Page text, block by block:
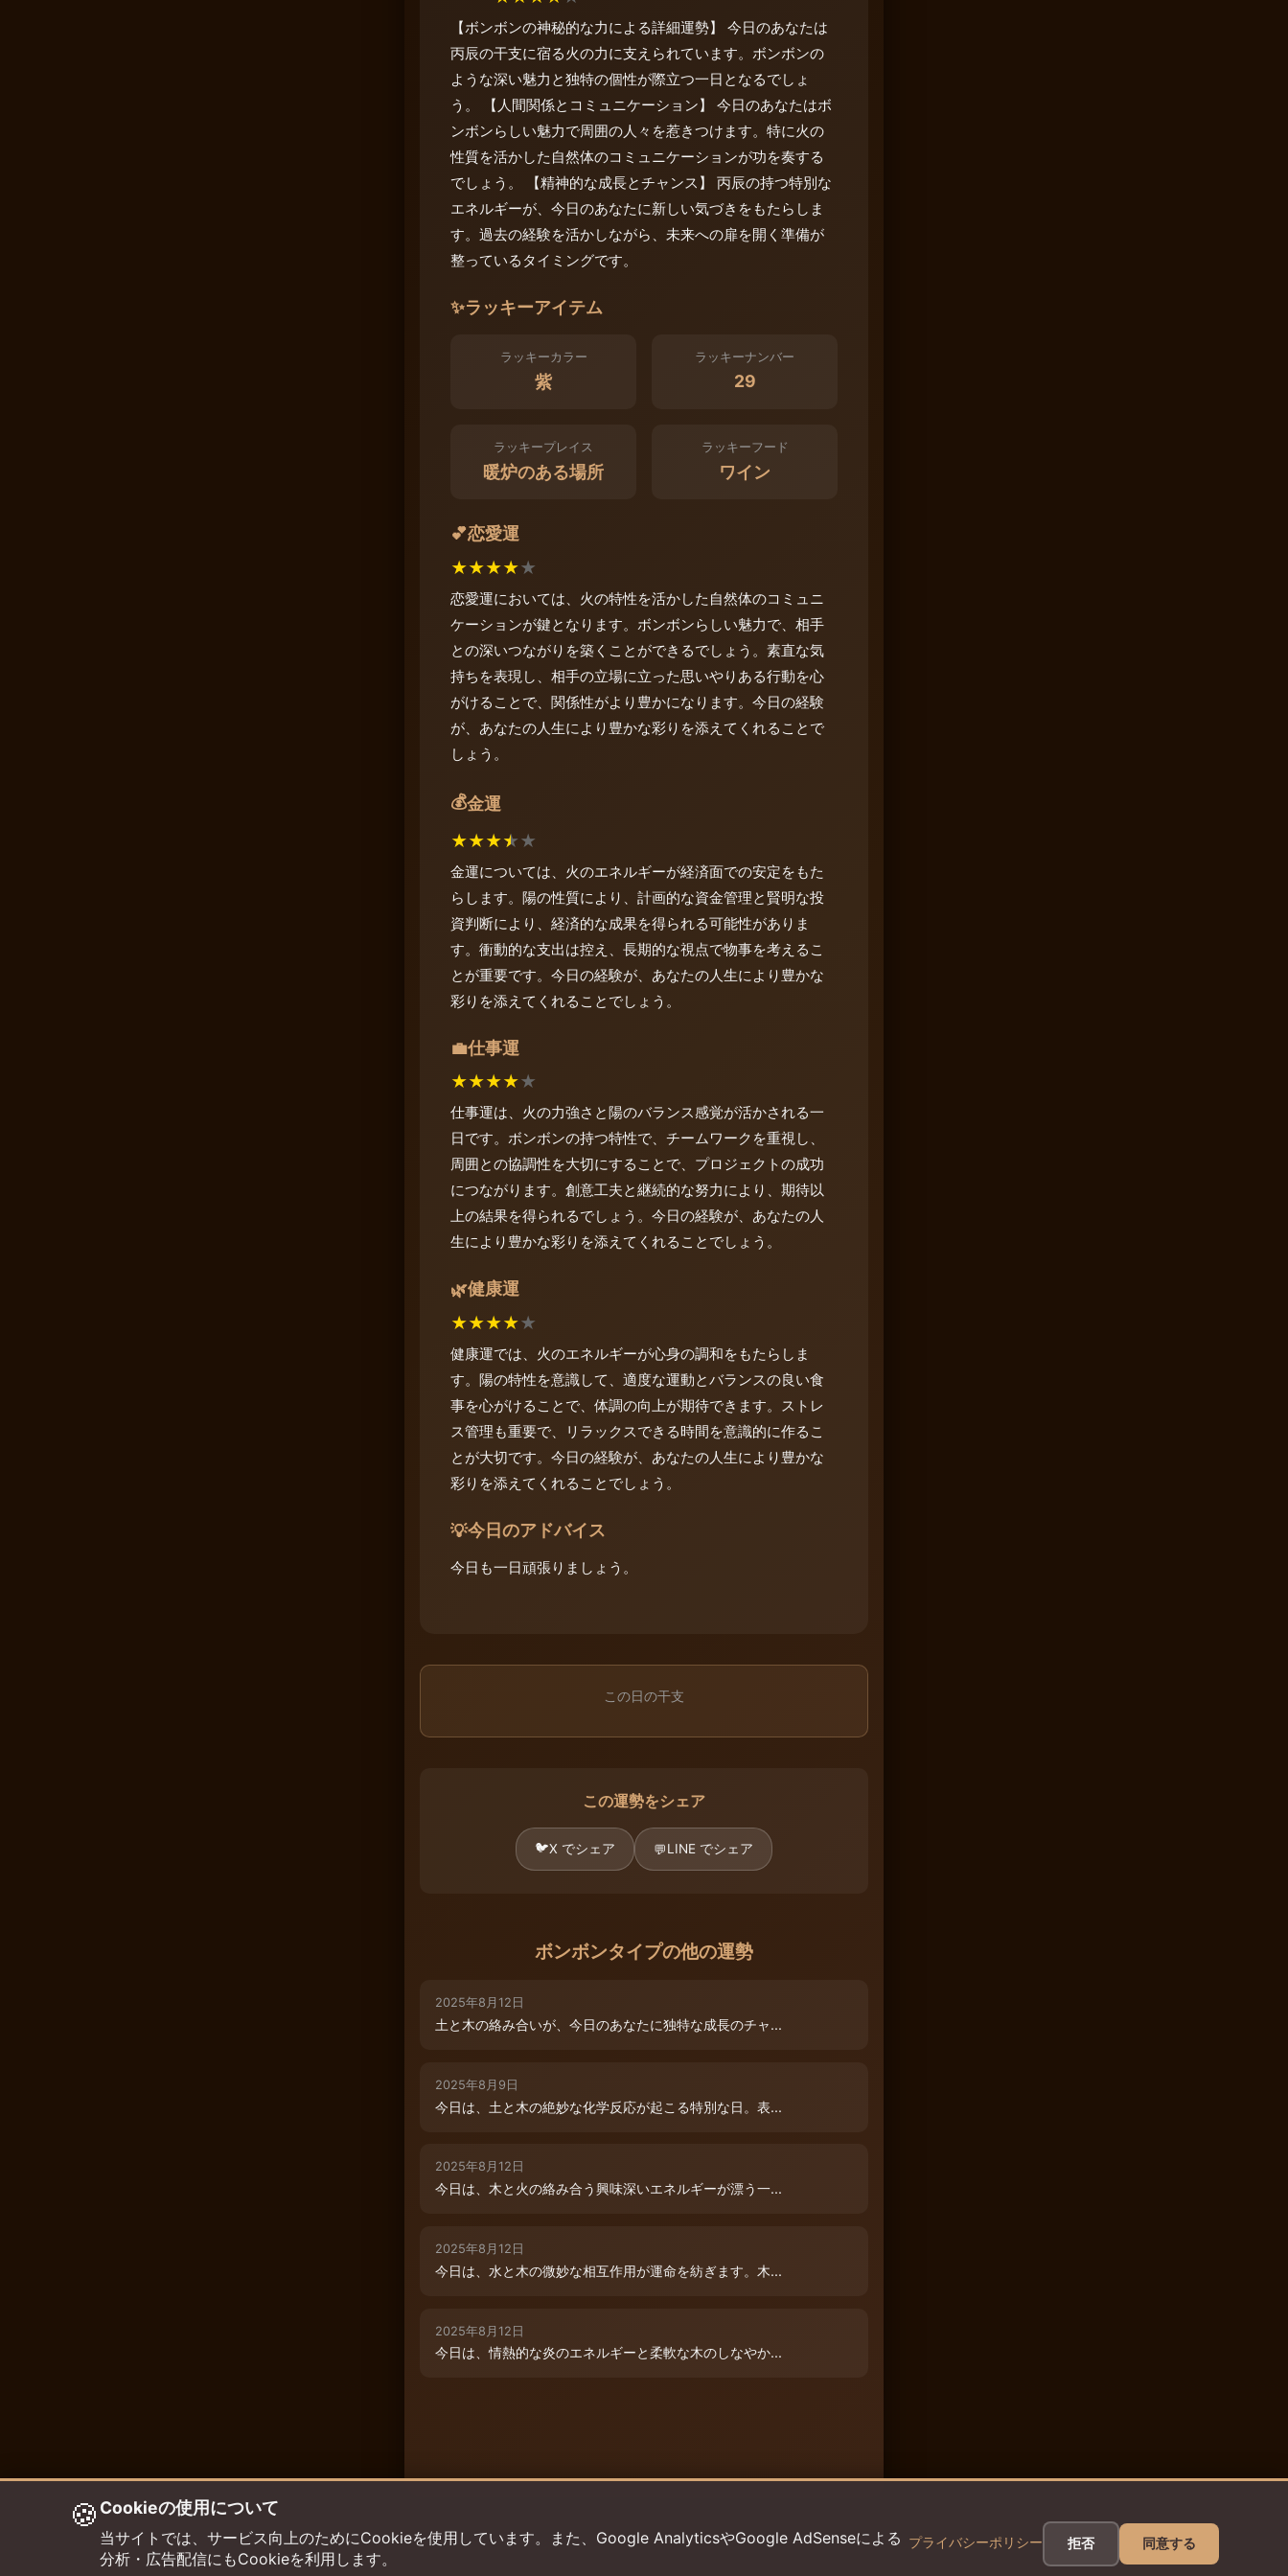
【ボンボンの神秘的な力による詳細運勢】 今日のあなたは
丙辰の干支に宿る火の力に支えられています。ボンボンの
ような深い魅力と独特の個性が際立つ一日となるでしょ
う。 【人間関係とコミュニケーション】 今日のあなたはボ
ンボンらしい魅力で周囲の人々を惹きつけます。特に火の
性質を活かした自然体のコミュニケーションが功を奏する
でしょう。 【精神的な成長とチャンス】 丙辰の持つ特別な
エネルギーが、今日のあなたに新しい気づきをもたらしま
す。過去の経験を活かしながら、未来への扉を開く準備が
整っているタイミングです。
✨ラッキーアイテム
ラッキーカラー
紫
ラッキーナンバー
29
ラッキープレイス
暖炉のある場所
ラッキーフード
ワイン
💕恋愛運
★★★★★
恋愛運においては、火の特性を活かした自然体のコミュニ
ケーションが鍵となります。ボンボンらしい魅力で、相手
との深いつながりを築くことができるでしょう。素直な気
持ちを表現し、相手の立場に立った思いやりある行動を心
がけることで、関係性がより豊かになります。今日の経験
が、あなたの人生により豊かな彩りを添えてくれることで
しょう。
💰金運
★★★★★
金運については、火のエネルギーが経済面での安定をもた
らします。陽の性質により、計画的な資金管理と賢明な投
資判断により、経済的な成果を得られる可能性がありま
す。衝動的な支出は控え、長期的な視点で物事を考えるこ
とが重要です。今日の経験が、あなたの人生により豊かな
彩りを添えてくれることでしょう。
💼仕事運
★★★★★
仕事運は、火の力強さと陽のバランス感覚が活かされる一
日です。ボンボンの持つ特性で、チームワークを重視し、
周囲との協調性を大切にすることで、プロジェクトの成功
につながります。創意工夫と継続的な努力により、期待以
上の結果を得られるでしょう。今日の経験が、あなたの人
生により豊かな彩りを添えてくれることでしょう。
🌿健康運
★★★★★
健康運では、火のエネルギーが心身の調和をもたらしま
す。陽の特性を意識して、適度な運動とバランスの良い食
事を心がけることで、体調の向上が期待できます。ストレ
ス管理も重要で、リラックスできる時間を意識的に作るこ
とが大切です。今日の経験が、あなたの人生により豊かな
彩りを添えてくれることでしょう。
💡今日のアドバイス
今日も一日頑張りましょう。
この日の干支
この運勢をシェア
🐦X でシェア 💬LINE でシェア
ボンボンタイプの他の運勢
2025年8月12日
土と木の絡み合いが、今日のあなたに独特な成長のチャ...
2025年8月9日
今日は、土と木の絶妙な化学反応が起こる特別な日。表...
2025年8月12日
今日は、木と火の絡み合う興味深いエネルギーが漂う一...
2025年8月12日
今日は、水と木の微妙な相互作用が運命を紡ぎます。木...
2025年8月12日
今日は、情熱的な炎のエネルギーと柔軟な木のしなやか...
🍪 Cookieの使用について
当サイトでは、サービス向上のためにCookieを使用しています。また、Google AnalyticsやGoogle AdSenseによる
分析・広告配信にもCookieを利用します。
プライバシーポリシー 拒否 同意する